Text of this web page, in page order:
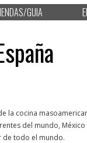
GUIA
la cocina
del mundo, México
de todo el mundo.